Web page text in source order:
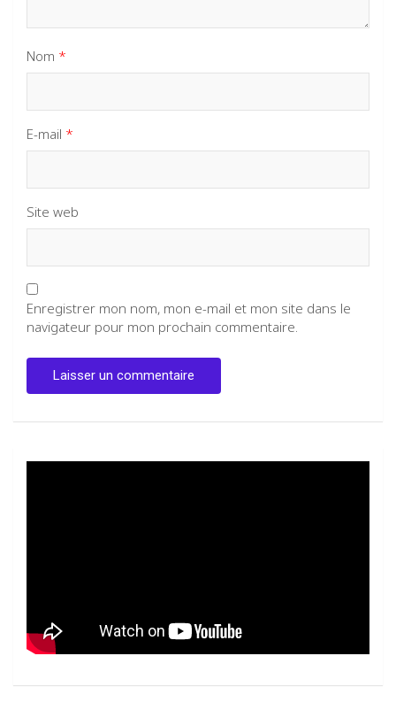
Nom *
E-mail *
Site web
Enregistrer mon nom, mon e-mail et mon site dans le
navigateur pour mon prochain commentaire.